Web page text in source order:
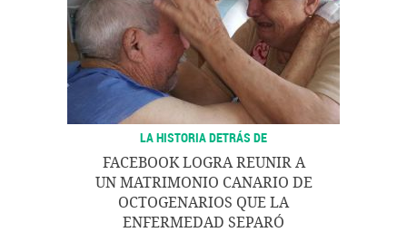
LA HISTORIA DETRÁS DE
FACEBOOK LOGRA REUNIR A
UN MATRIMONIO CANARIO DE
OCTOGENARIOS QUE LA
ENFERMEDAD SEPARÓ